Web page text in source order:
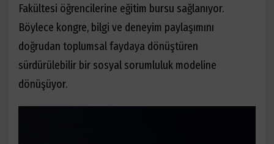
Fakültesi öğrencilerine eğitim bursu sağlanıyor.
Böylece kongre, bilgi ve deneyim paylaşımını
doğrudan toplumsal faydaya dönüştüren
sürdürülebilir bir sosyal sorumluluk modeline
dönüşüyor.